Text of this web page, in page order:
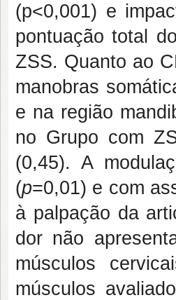
(p<0,001) e
pontuação total
ZSS. Quanto ao
manobras
e na região
no Grupo com
(0,45). A
(p=0,01) e com
à palpação da
dor não
músculos
músculos